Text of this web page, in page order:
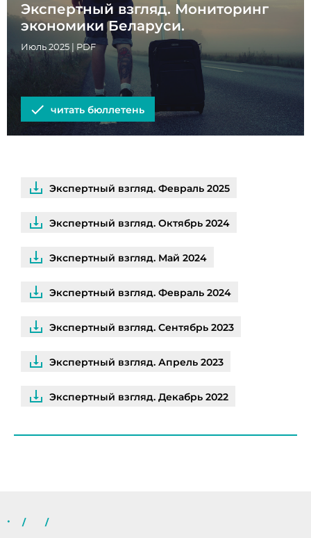
Экспертный взгляд. Мониторинг
экономики Беларуси.
Июль 2025 | PDF
читать бюллетень
Экспертный взгляд. Февраль 2025
Экспертный взгляд. Октябрь 2024
Экспертный взгляд. Май 2024
Экспертный взгляд. Февраль 2024
Экспертный взгляд. Сентябрь 2023
Экспертный взгляд. Апрель 2023
Экспертный взгляд. Декабрь 2022
/ /